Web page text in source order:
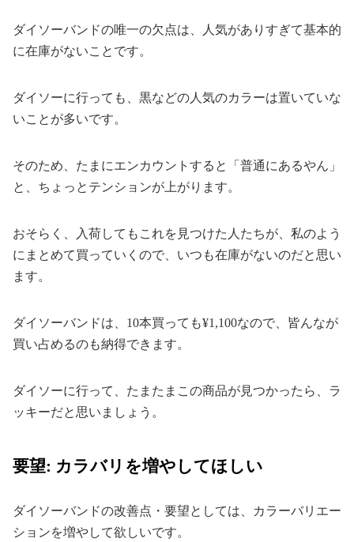
ダイソーバンドの唯一の欠点は、人気がありすぎて基本的
に在庫がないことです。
ダイソーに行っても、黒などの人気のカラーは置いていな
いことが多いです。
そのため、たまにエンカウントすると「普通にあるやん」
と、ちょっとテンションが上がります。
おそらく、入荷してもこれを見つけた人たちが、私のよう
にまとめて買っていくので、いつも在庫がないのだと思い
ます。
ダイソーバンドは、10本買っても¥1,100なので、皆んなが
買い占めるのも納得できます。
ダイソーに行って、たまたまこの商品が見つかったら、ラ
ッキーだと思いましょう。
要望: カラバリを増やしてほしい
ダイソーバンドの改善点・要望としては、カラーバリエー
ションを増やして欲しいです。